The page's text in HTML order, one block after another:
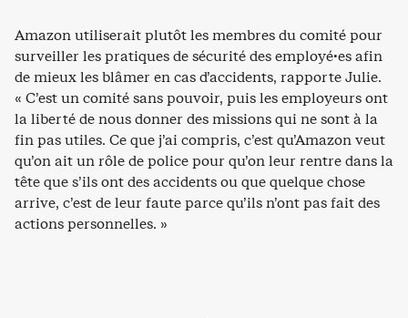
Amazon utiliserait plutôt les membres du comité pour
surveiller les pratiques de sécurité des employé·es afin
de mieux les blâmer en cas d’accidents, rapporte Julie.
« C’est un comité sans pouvoir, puis les employeurs ont
la liberté de nous donner des missions qui ne sont à la
fin pas utiles. Ce que j’ai compris, c’est qu’Amazon veut
qu’on ait un rôle de police pour qu’on leur rentre dans la
tête que s’ils ont des accidents ou que quelque chose
arrive, c’est de leur faute parce qu’ils n’ont pas fait des
actions personnelles. »